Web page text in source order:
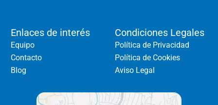
Enlaces de interés
Equipo
Contacto
Blog
Condiciones Legales
Política de Privacidad
Política de Cookies
Aviso Legal